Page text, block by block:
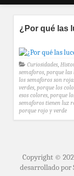
¿Por qué las
Curiosidades,
semaforos, porque las
los semaforos son
verdes, porque los
esos colores, porque
semaforos tienen luz
porque rojo y verde
Copyright ©
desarrollado por